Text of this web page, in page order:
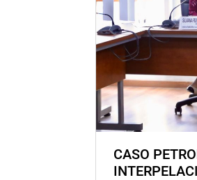
CASO